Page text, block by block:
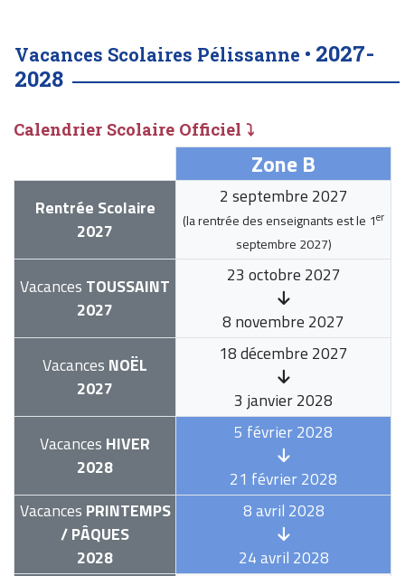
Vacances Scolaires Pélissanne • 2027-
2028
Calendrier Scolaire Officiel ⤵
Zone B
Rentrée Scolaire
2027
2 septembre 2027
(la rentrée des enseignants est le 1er
septembre 2027)
Vacances TOUSSAINT
2027
23 octobre 2027
8 novembre 2027
Vacances NOËL
2027
18 décembre 2027
3 janvier 2028
Vacances HIVER
2028
5 février 2028
21 février 2028
Vacances PRINTEMPS
/ PÂQUES
2028
8 avril 2028
24 avril 2028